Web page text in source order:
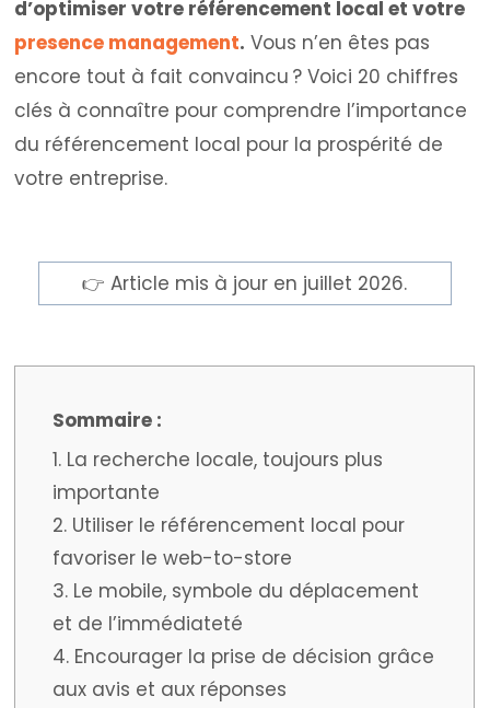
d’optimiser votre référencement local et votre
presence management. Vous n’en êtes pas
encore tout à fait convaincu ? Voici 20 chiffres
clés à connaître pour comprendre l’importance
du référencement local pour la prospérité de
votre entreprise.
👉 Article mis à jour en juillet 2026.
1. La recherche locale, toujours plus
importante
2. Utiliser le référencement local pour
favoriser le web-to-store
3. Le mobile, symbole du déplacement
et de l’immédiateté
4. Encourager la prise de décision grâce
aux avis et aux réponses